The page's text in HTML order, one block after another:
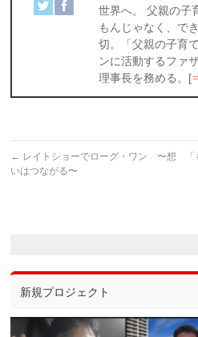
世界へ。 父親の子
もんじゃなく、で
切。「父親の子育
ンに活動するファ
理事長を務める。[
← レイトショーでローグ・ワン 〜想
いはつながる〜
新規プロジェクト